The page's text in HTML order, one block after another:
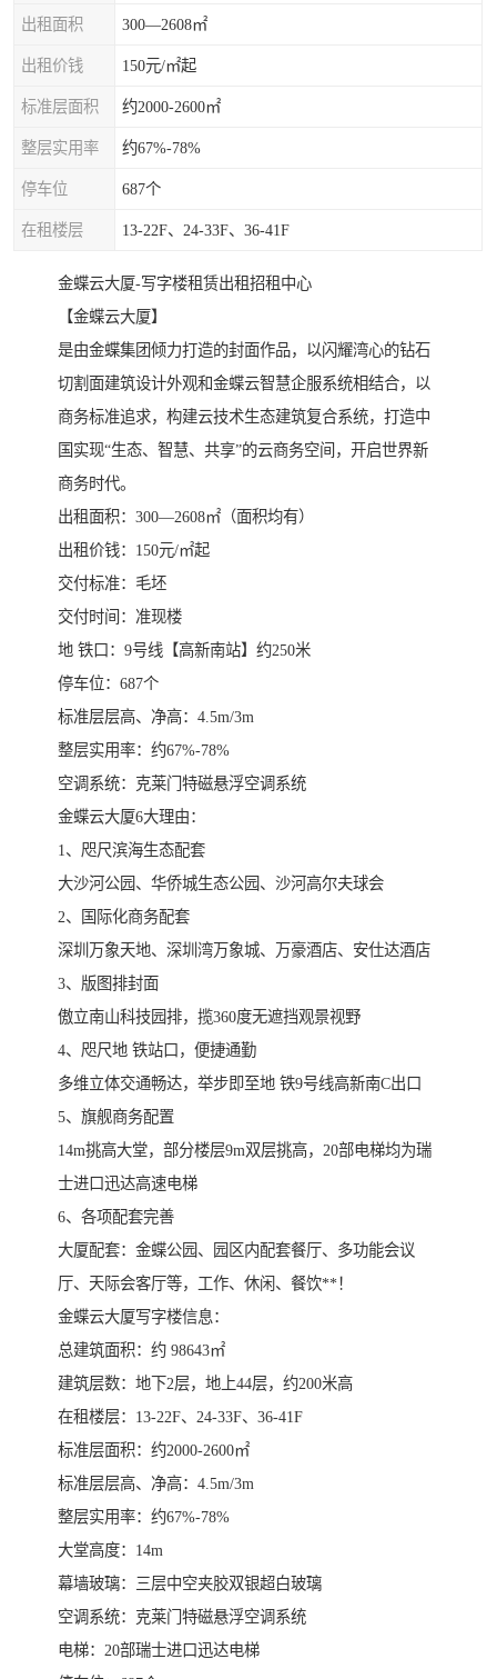
​出租面积 300—2608㎡
出租价钱 150元/㎡起
标准层面积 约2000-2600㎡
整层实用率 约67%-78%
​停车位 687个
​在租楼层 13-22F、24-33F、36-41F
​​金蝶云大厦-写字楼租赁出租招租中心
【金蝶云大厦】
是由金蝶集团倾力打造的封面作品，以闪耀湾心的钻石
切割面建筑设计外观和金蝶云智慧企服系统相结合，以
商务标准追求，构建云技术生态建筑复合系统，打造中
国实现“生态、智慧、共享”的云商务空间，开启世界新
商务时代。
​出租面积：300—2608㎡（面积均有）
出租价钱：150元/㎡起
​交付标准：毛坯
​交付时间：准现楼
​地 铁口：9号线【高新南站】约250米
​停车位：687个
​标准层层高、净高：4.5m/3m
​整层实用率：约67%-78%
​空调系统：克莱门特磁悬浮空调系统
​金蝶云大厦6大理由：
​1、咫尺滨海生态配套
大沙河公园、华侨城生态公园、沙河高尔夫球会
​2、国际化商务配套
​深圳万象天地、深圳湾万象城、万豪酒店、安仕达酒店
​3、版图排封面
​傲立南山科技园排，揽360度无遮挡观景视野
​4、咫尺地 铁站口，便捷通勤
​多维立体交通畅达，举步即至地 铁9号线高新南C出口
​5、旗舰商务配置
​14m挑高大堂，部分楼层9m双层挑高，20部电梯均为瑞
士进口迅达高速电梯
​6、各项配套完善
​大厦配套：金蝶公园、园区内配套餐厅、多功能会议
厅、天际会客厅等，工作、休闲、餐饮**！
金蝶云大厦写字楼信息：
总建筑面积：约 98643㎡
​建筑层数：地下2层，地上44层，约200米高
在租楼层：13-22F、24-33F、36-41F
标准层面积：约2000-2600㎡
标准层层高、净高：4.5m/3m
​整层实用率：约67%-78%
​大堂高度：14m
幕墙玻璃：三层中空夹胶双银超白玻璃
​空调系统：克莱门特磁悬浮空调系统
​电梯：20部瑞士进口迅达电梯
龙华观澜